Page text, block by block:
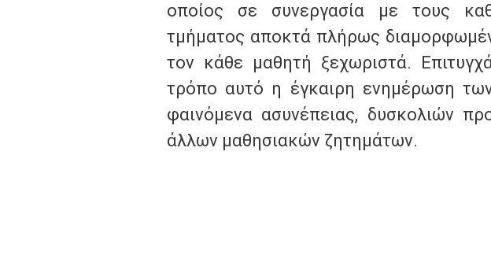
οποίος σε συνεργασία με τους
τμήματος αποκτά πλήρως
τον κάθε μαθητή ξεχωριστά.
τρόπο αυτό η έγκαιρη ενημέρωση
φαινόμενα ασυνέπειας, δυσκολιών
άλλων μαθησιακών ζητημάτων.